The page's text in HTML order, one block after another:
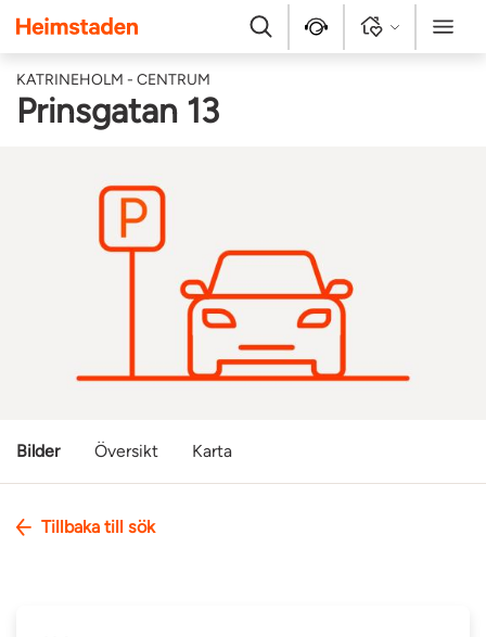
Heimstaden
Sök Kontakt Logga in Meny
KATRINEHOLM - CENTRUM
Prinsgatan 13
Bilder Översikt Karta
Tillbaka till sök